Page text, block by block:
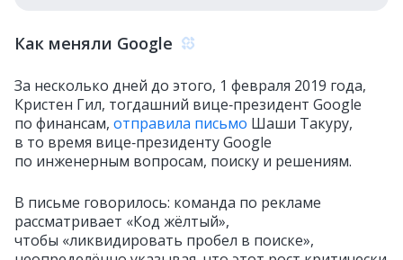
Как меняли Google
За несколько дней до этого, 1 февраля 2019 года,
Кристен Гил, тогдашний вице‑президент Google
по финансам, отправила письмо Шаши Такуру,
в то время вице‑президенту Google
по инженерным вопросам, поиску и решениям.
В письме говорилось: команда по рекламе
рассматривает «Код жёлтый»,
чтобы «ликвидировать пробел в поиске»,